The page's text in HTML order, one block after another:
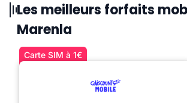
Les meilleurs forfaits
Marenla
Carte SIM à 1€